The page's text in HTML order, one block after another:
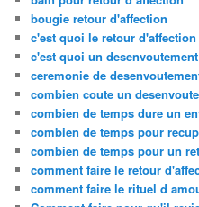
bougie retour d'affection
c'est quoi le retour d'affection
c'est quoi un desenvoutement
ceremonie de
combien coute un
combien de temps dure un
combien de temps pour
combien de temps pour un
comment faire le retour
comment faire le rituel d